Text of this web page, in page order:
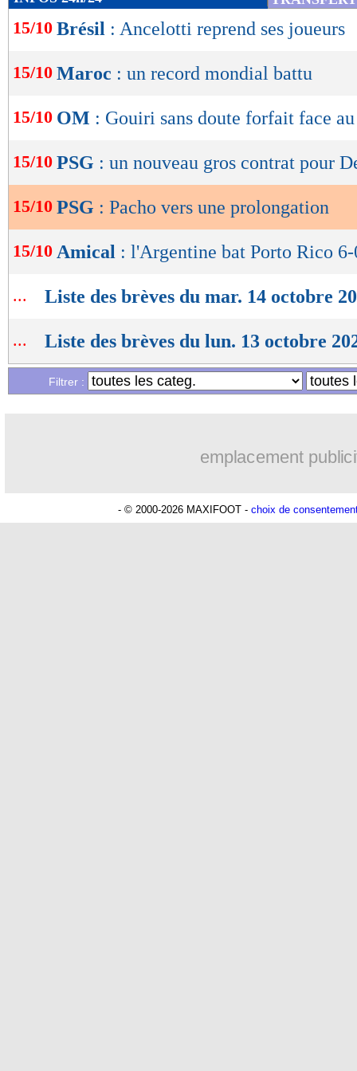
de
lecture
OK
15/10 Brésil : Ancelotti reprend ses joueurs
15/10 Maroc : un record mondial battu
15/10 OM : Gouiri sans doute forfait face
15/10 PSG : un nouveau gros contrat pour
15/10 PSG : Pacho vers une prolongation
15/10 Amical : l'Argentine bat Porto Rico
... Liste des brèves du mar. 14 octobre
... Liste des brèves du lun. 13 octobre
Filtrer :
emplacement
- © 2000-2026 MAXIFOOT - choix de